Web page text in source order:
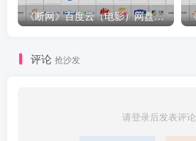
《断网》百度云（电影）网盘【1080P已更新】完整无删减
评论 抢沙发
请登录后发表评论